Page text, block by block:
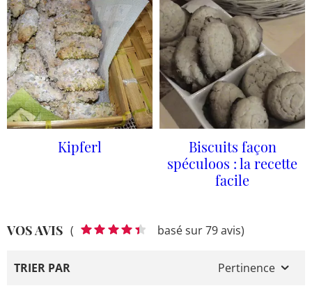
Kipferl
Biscuits façon
spéculoos : la recette
facile
VOS AVIS ( basé sur 79 avis)
TRIER PAR Pertinence